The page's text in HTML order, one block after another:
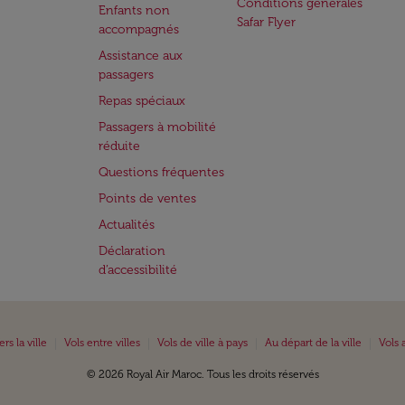
Enfants non
accompagnés
Assistance aux
passagers
Repas spéciaux
Passagers à mobilité
réduite
Questions fréquentes
Points de ventes
Actualités
Déclaration
d’accessibilité
Conditions générales
Safar Flyer
la ville Vols entre villes Vols de ville à pays Au départ de la ville Vols
© 2026 Royal Air Maroc. Tous les droits réservés